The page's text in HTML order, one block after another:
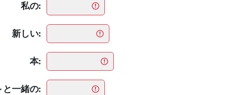
私の:
新しい:
本:
と一緒の: